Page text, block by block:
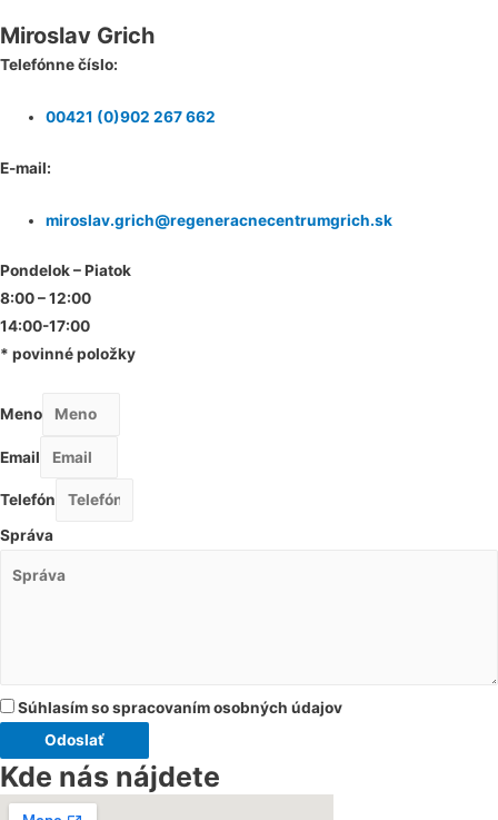
Miroslav Grich
Telefónne číslo:
00421 (0)902 267 662
E-mail:
miroslav.grich@regeneracnecentrumgrich.sk
Pondelok – Piatok
8:00 – 12:00
14:00-17:00
* povinné položky
Meno
Email
Telefón
Správa
Súhlasím so spracovaním osobných údajov
Odoslať
Kde nás nájdete